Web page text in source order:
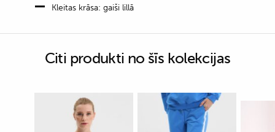
Kleitas krāsa: gaiši lillā
Citi produkti no šīs kolekcijas